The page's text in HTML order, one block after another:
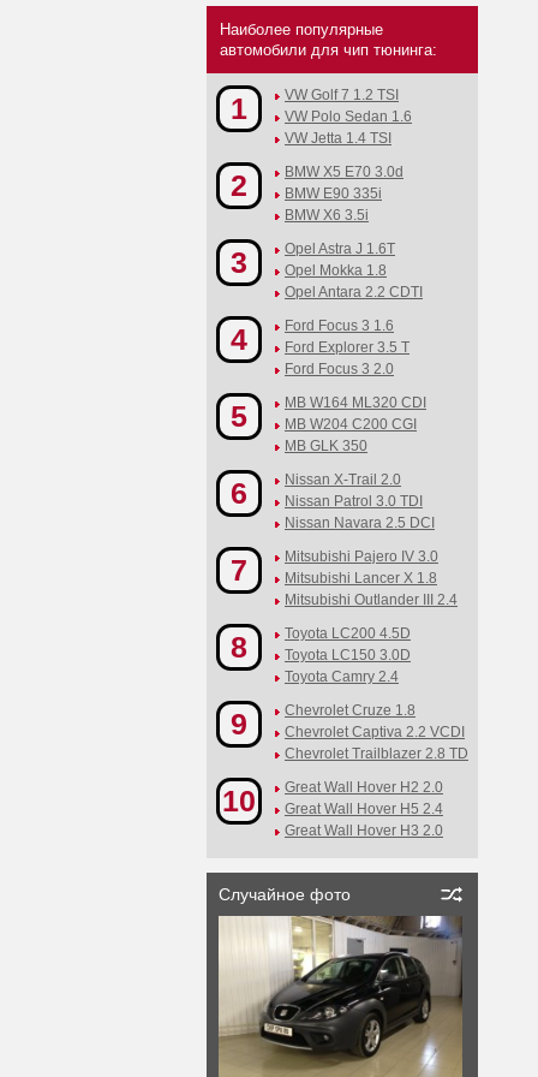
Наиболее популярные
автомобили для чип тюнинга:
1
VW Golf 7 1.2 TSI
VW Polo Sedan 1.6
VW Jetta 1.4 TSI
2
BMW X5 E70 3.0d
BMW E90 335i
BMW X6 3.5i
3
Opel Astra J 1.6T
Opel Mokka 1.8
Opel Antara 2.2 CDTI
4
Ford Focus 3 1.6
Ford Explorer 3.5 T
Ford Focus 3 2.0
5
MB W164 ML320 CDI
MB W204 C200 CGI
MB GLK 350
6
Nissan X-Trail 2.0
Nissan Patrol 3.0 TDI
Nissan Navara 2.5 DCI
7
Mitsubishi Pajero IV 3.0
Mitsubishi Lancer X 1.8
Mitsubishi Outlander III 2.4
8
Toyota LC200 4.5D
Toyota LC150 3.0D
Toyota Camry 2.4
9
Chevrolet Cruze 1.8
Chevrolet Captiva 2.2 VCDI
Chevrolet Trailblazer 2.8 TD
10
Great Wall Hover H2 2.0
Great Wall Hover H5 2.4
Great Wall Hover H3 2.0
Случайное фото